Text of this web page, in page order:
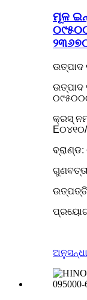
ମୂଳ
ଉତ୍ପାଦ
ଉତ୍ପାଦ
କ୍ରସ୍
ଉତ୍ପତ୍ତି